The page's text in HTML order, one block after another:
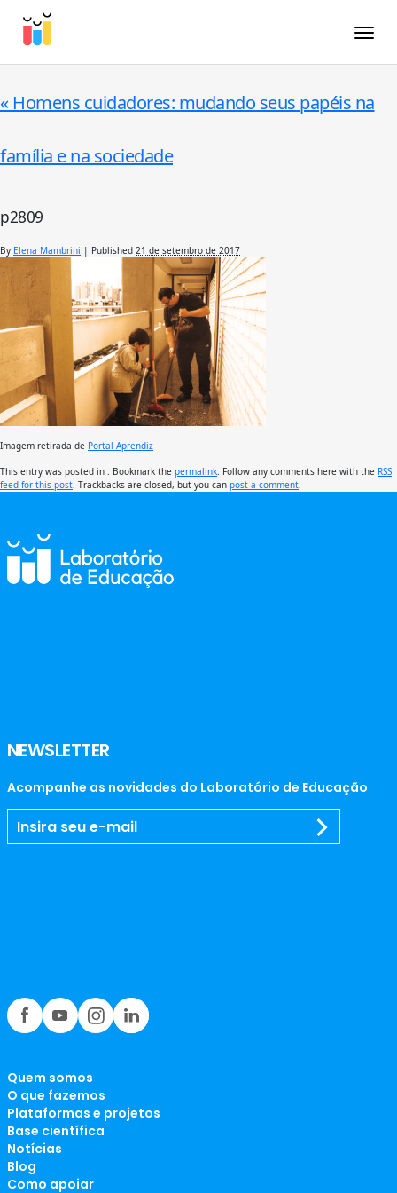
« Homens cuidadores: mudando seus papéis na
família e na sociedade
p2809
By Elena Mambrini | Published 21 de setembro de 2017
Imagem retirada de Portal Aprendiz
This entry was posted in . Bookmark the permalink . Follow any comments here with the RSS
feed for this post . Trackbacks are closed, but you can post a comment
NEWSLETTER
Acompanhe as novidades do Laboratório de Educação
Quem somos
O que fazemos
Plataformas e projetos
Base científica
Notícias
Blog
Como apoiar